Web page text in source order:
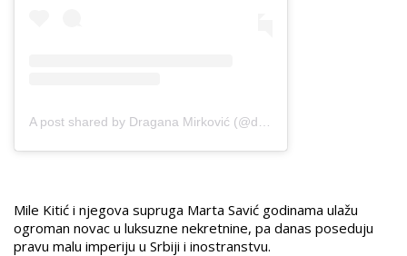
Mile Kitić i njegova supruga Marta Savić godinama ulažu
ogroman novac u luksuzne nekretnine, pa danas poseduju
pravu malu imperiju u Srbiji i inostranstvu.